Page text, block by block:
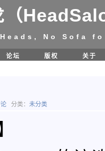
（
No Sofa
论坛 版权
关于
分类： 未分类